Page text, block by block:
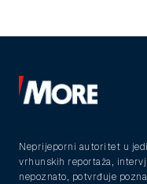
Neprijeporni autoritet u
vrhunskih reportaža,
nepoznato, potvrđuje